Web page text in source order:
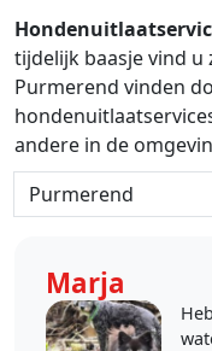
tijdelijk baasje vind u
Purmerend vinden
andere in de
Marja